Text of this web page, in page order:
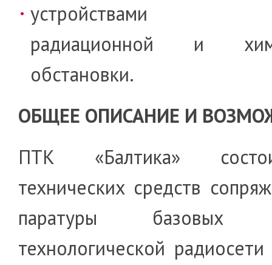
устройствами
радиационной и
обстановки.
ОБЩЕЕ ОПИСАНИЕ И
ПТК «Балтика»
технических средств
па­ра­туры базовых
технологи­че­ской